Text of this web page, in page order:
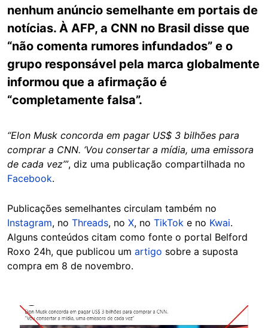
nenhum anúncio semelhante em portais de
notícias. À AFP, a CNN no Brasil disse que
“não comenta rumores infundados” e o
grupo responsável pela marca globalmente
informou que a afirmação é
“completamente falsa”.
“Elon Musk concorda em pagar US$ 3 bilhões para
comprar a CNN. ‘Vou consertar a mídia, uma emissora
de cada vez’”, diz uma publicação compartilhada no
Facebook.
Publicações semelhantes circulam também no
Instagram, no Threads, no X, no TikTok e no Kwai.
Alguns conteúdos citam como fonte o portal Belford
Roxo 24h, que publicou um artigo sobre a suposta
compra em 8 de novembro.
Image